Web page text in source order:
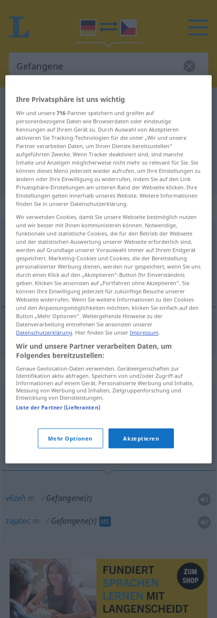
Deutsch-Tschechisch Wörterbuch
Deutsch-Tschechisch Übersetzung
für "Gefangene"
"Gefangene" Tschechisch
Übersetzung
„Gefangene“: feminin
Gefangene f
Übersicht aller Übersetzungen
(Für mehr Details die Übersetzung anklicken/antippen)
vĕzeňkynĕ
vĕzeňkynĕf Gefangene
„Gefangene(r)“: maskulin
Gefangenem
(Für mehr Details die Übersetzung anklicken/antippen)
vĕzeň, zajatec
vĕzeň m Gefangene(r)
zajatec m Gefangene(r) MIL
Ihre Privatsphäre ist uns wichtig
Wir und unsere716-Partner speichern und greifen auf
personenbezogene Daten wie Browserdaten oder eindeutige
Kennungen auf Ihrem Gerät zu. Durch Auswahl von Akzeptieren
aktivieren Sie Tracking-Technologien für die unter „Wir und unsere
Partner verarbeiten Daten, um Ihnen Dienste bereitzustellen“
aufgeführten Zwecke. Wenn Tracker deaktiviert sind, sind manche
Inhalte und Anzeigen möglicherweise nicht mehr so relevant für Sie. Sie
können dieses Menü jederzeit wieder aufrufen, um Ihre Einstellungen zu
ändern oder Ihre Einwilligung zu widerrufen, indem Sie auf den Link
Privatsphäre-Einstellungen am unteren Rand der Webseite klicken. Ihre
Einstellungen gelten innerhalb unseres Website. Weitere Informationen
finden Sie in unserer Datenschutzerklärung.
Wir verwenden Cookies, damit Sie unsere Webseite bestmöglich nutzen
und wir besser mit Ihnen kommunizieren können. Notwendige,
funktionale und statistische Cookies, die für den Betrieb der Webseite
und der statistischen Auswertung unserer Webseite erforderlich sind,
werden auf Grundlage unserer Vorauswahl immer auf Ihrem Endgerät
gespeichert. Marketing-Cookies und Cookies, die der Bereitstellung
personalisierter Werbung dienen, werden nur gespeichert, wenn Sie uns
durch einen Klick auf den „Akzeptieren“-Button Ihr Einverständnis
geben. Klicken Sie ansonsten auf „Fortfahren ohne Akzeptieren“. Sie
können Ihre Einwilligung jederzeit für zukünftige Besuche unserer
Webseite widerrufen. Wenn Sie weitere Informationen zu den Cookies
und den Anpassungsmöglichkeiten möchten, klicken Sie einfach auf den
Button „Mehr Optionen“. Weitergehende Hinweise zu der
Datenverarbeitung entnehmen Sie ansonsten unserer
Datenschutzerklärung. Hier finden Sie unserImpressum.
Wir und unsere Partner verarbeiten Daten, um
Folgendes bereitzustellen:
Genaue Geolocation-Daten verwenden. Geräteeigenschaften zur
Identifikation aktiv abfragen. Speichern von und/oder Zugriff auf
Informationen auf einem Gerät. Personalisierte Werbung und Inhalte,
Messung von Werbung und Inhalten, Zielgruppenforschung und
Entwicklung von Dienstleistungen.
Liste der Partner (Lieferanten)
Mehr Optionen Akzeptieren